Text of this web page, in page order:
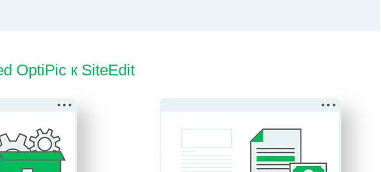
OptiPic к SiteEdit